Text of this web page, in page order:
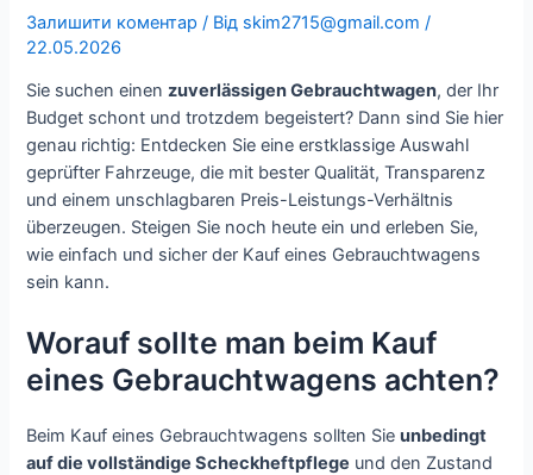
Залишити коментар / Від skim2715@gmail.com/
22.05.2026
Sie suchen einenzuverlässigen Gebrauchtwagen, der Ihr
Budget schont und trotzdem begeistert? Dann sind Sie hier
genau richtig: Entdecken Sie eine erstklassige Auswahl
geprüfter Fahrzeuge, die mit bester Qualität, Transparenz
und einem unschlagbaren Preis-Leistungs-Verhältnis
überzeugen. Steigen Sie noch heute ein und erleben Sie,
wie einfach und sicher der Kauf eines Gebrauchtwagens
sein kann.
Worauf sollte man beim Kauf
eines Gebrauchtwagens achten?
Beim Kauf eines Gebrauchtwagens sollten Sieunbedingt
auf die vollständige Scheckheftpflege und den Zustand